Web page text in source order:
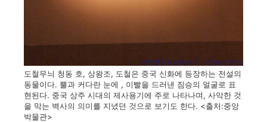
도철무늬 청동 호, 상왕조, 도철은 중국 신화에 등장하는 전설의
동물이다. 뿔과 커다란 눈에 , 이빨을 드러낸 짐승의 얼굴로 표
현된다. 중국 상주 시대의 제사용기에 주로 나타나며, 사악한 것
을 막는 벽사의 의미를 지녔던 것으로 보기도 한다. <출처:중앙
박물관>